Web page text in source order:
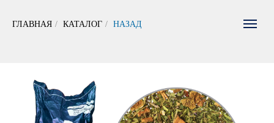
ГЛАВНАЯ / КАТАЛОГ / НАЗАД